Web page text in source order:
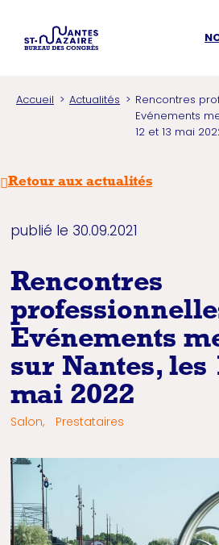
Accueil Actualités
Rencontres
Evénements
12 et 13 mai
Retour aux actualités
publié le 30.09.2021
Rencontres
Evénements
sur Nantes, les
mai 2022
Salon, Prestataires